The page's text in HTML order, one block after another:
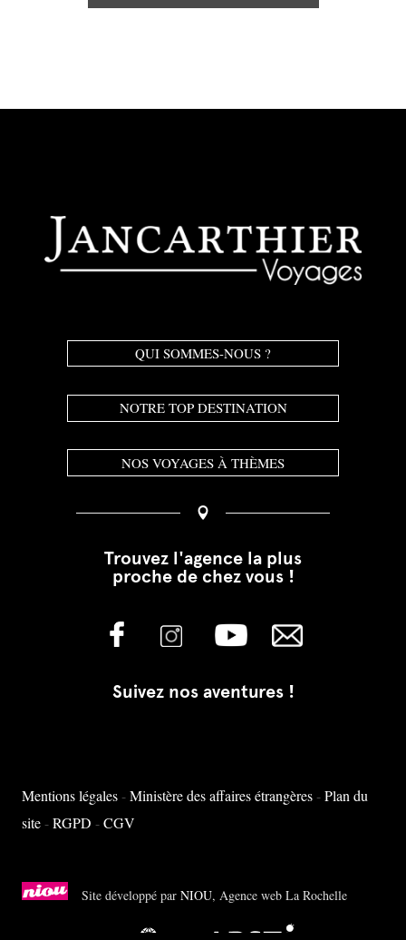
QUI SOMMES-NOUS ?
NOTRE TOP DESTINATION
NOS VOYAGES À THÈMES
Trouvez l'agence la plus
proche de chez vous !
Suivez nos aventures !
Mentions légales-Ministère des affaires étrangères-Plan du
site-RGPD -CGV
Site développé par NIOU, Agence web La Rochelle